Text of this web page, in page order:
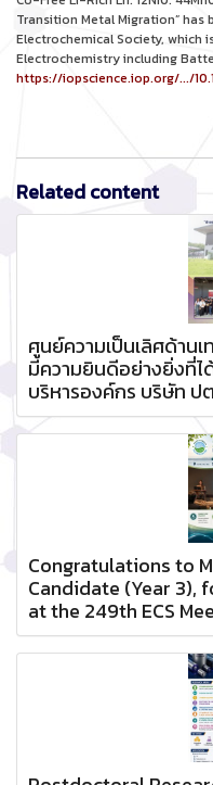
Transition Metal Migration”
Electrochemical Society, which
Electrochemistry including
https://iopscience.iop.org/.../
Related content
ศูนย์ความเป็นเลิศด้าน
มีความยินดีอย่างยิ่งที่ไ
บริหารองค์กร บริษัท ป
Congratulations to
Candidate (Year 3),
at the 249th ECS